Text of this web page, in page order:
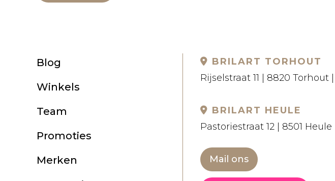
Blog
Winkels
Team
Promoties
Merken
BRILART TORHOUT
Rijselstraat 11 | 8820 Torhout |
BRILART HEULE
Pastoriestraat 12 | 8501 Heule |
Mail ons